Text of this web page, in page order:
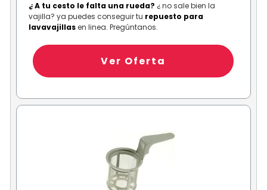
¿ A tu cesto le falta una rueda? ¿ no sale bien la
vajilla? ya puedes conseguir tu repuesto para
lavavajillasen linea. Pregúntanos.
Ver Oferta